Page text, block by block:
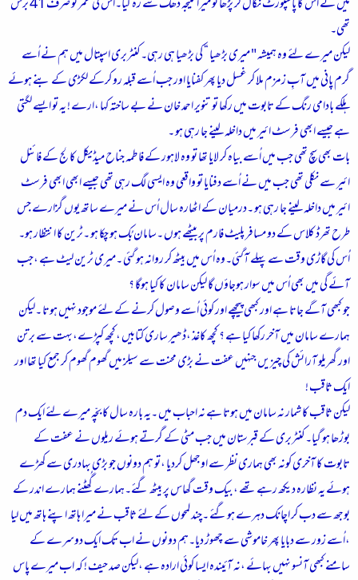
میں نے اُس کا پاسپورٹ نکال کر پڑھا تو میرا کلیجہ دھک سے رہ گیا۔اُس کی عمر تو صرف 41 برس
تھی۔
لیکن میرے لئے وہ ہمیشہ " میری بڑھیا “ کی بڑھیا ہی رہی۔کنٹربری اسپتال میں ہم نے اُسے
گرم پانی میں آبِ زمزم ملا کر غسل دیا پھر کفنایا اور جب اُسے قبلہ رو کرکے لکڑی کے بنے ہوئے
ہلکے بادامی رنگ کے تابوت میں رکھا تو تنویر احمد خان نے بے ساختہ کہا ،ارے ! یہ تو ایسے لگتی
ہے جیسے ابھی فرسٹ ائیر میں داخلہ لینے جا رہی ہو ۔
بات بھی سچ تھی جب میں اُسے بیاہ کر لایا تھا تو وہ لاہور کے فاطمہ جناح میڈیکل کالج کے فائنل
ائیر سے نکلی تھی جب میں نے اُسے دفنایا تو واقعی وہ ایسی لگ رہی تھی جیسے ابھی ابھی فرسٹ
ائیر میں داخلہ لینے جا رہی ہو ۔درمیان کے اٹھارہ سال اُس نے میرے ساتھ یوں گزارے جس
طرح تھرڈ کلاس کے دو مسافر پلیٹ فارم پر بیٹھے ہوں ۔سامان بُک ہو چکا ہو ۔ٹرین کا انتظار ہو۔
اُس کی گاڑی وقت سے پہلے آگئی۔وہ اُس میں بیٹھ کر روانہ ہو گئی ۔میری ٹرین لیٹ ہے ،جب
آئے گی میں بھی اُس میں سوار ہوجاؤں گا لیکن سامان کا کیا ہوگا ؟
جو کبھی آگے جاتا ہے اور کبھی پیچھے اور کوئی اُسے وصول کرنے کے لئے موجود نہیں ہوتا ۔لیکن
ہمارے سامان میں آخر رکھا کیا ہے ؟ کچھ کاغذ ،ڈھیر ساری کتابیں ،کچھ کپڑے،بہت سے برتن
اور گھریلو آرائش کی چیزیں جنہیں عفت نے بڑی محنت سے سیلز میں گھوم گھوم کر جمع کیا تھا اور
ایک ثاقب !
لیکن ثاقب کا شمار نہ سامان میں ہوتا ہے نہ احباب میں ۔یہ بارہ سال کا بچّہ میرے لئے ایک دم
بوڑھا ہو گیا۔کنٹربری کے قبرستان میں جب مٹی کے گرتے ہوئے ریلوں نے عفت کے
تابوت کا آخری کونہ بھی ہماری نظر سے اوجھل کردیا ،تو ہم دونوں جو بڑی بہادری سے کھڑے
ہوئے یہ نظارہ دیکھ رہے تھے ،بیک وقت گھاس پر بیٹھ گئے۔ہمارے گُھٹنے ہمارے اندر کے
بوجھ سے دب کر اچانک دہرے ہوگئے ۔چند لمحوں کے لئے ثاقب نے میرا ہاتھ اپنے ہاتھ میں لیا
،اُسے زور سے دبایا پھر خاموشی سے چھوڑ دیا۔ہم دونوں نے اب تک ایک دوسرے کے
سامنے کبھی آنسو نہیں بہائے ،نہ آئیندہ ایسا کوئی ارادہ ہے ،لیکن صد حیف ! کہ اب میرے پاس